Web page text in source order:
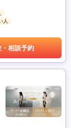
人
・相談予約